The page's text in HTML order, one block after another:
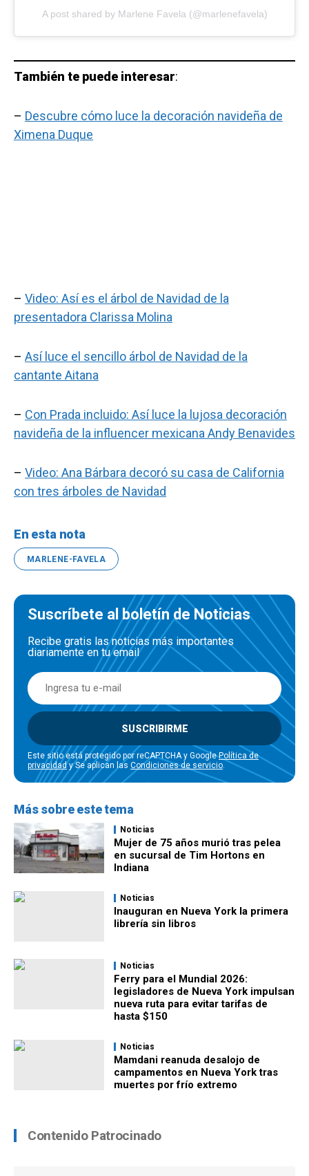
A post shared by Marlene Favela (@marlenefavela)
También te puede interesar:
– Descubre cómo luce la decoración navideña de
Ximena Duque
– Video: Así es el árbol de Navidad de la
presentadora Clarissa Molina
– Así luce el sencillo árbol de Navidad de la
cantante Aitana
– Con Prada incluido: Así luce la lujosa decoración
navideña de la influencer mexicana Andy Benavides
– Video: Ana Bárbara decoró su casa de California
con tres árboles de Navidad
En esta nota
MARLENE-FAVELA
Suscríbete al boletín de Noticias
Recibe gratis las noticias más importantes
diariamente en tu email
SUSCRIBIRME
Este sitio está protegido por reCAPTCHA y GooglePolítica de
privacidady Se aplican las Condiciones de servicio.
Más sobre este tema
Noticias
Mujer de 75 años murió tras pelea
en sucursal de Tim Hortons en
Indiana
Noticias
Inauguran en Nueva York la primera
librería sin libros
Noticias
Ferry para el Mundial 2026:
legisladores de Nueva York impulsan
nueva ruta para evitar tarifas de
hasta $150
Noticias
Mamdani reanuda desalojo de
campamentos en Nueva York tras
muertes por frío extremo
Contenido Patrocinado